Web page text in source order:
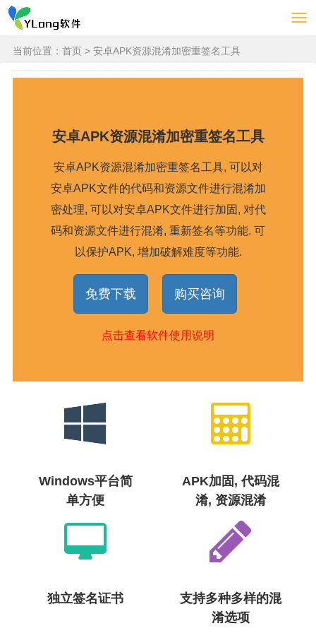
当前位置： 首页 > 安卓APK资源混淆加密重签名工具
安卓APK资源混淆加密重签名工具
安卓APK资源混淆加密重签名工具, 可以对
安卓APK文件的代码和资源文件进行混淆加
密处理, 可以对安卓APK文件进行加固, 对代
码和资源文件进行混淆, 重新签名等功能. 可
以保护APK, 增加破解难度等功能.
免费下载 购买咨询
点击查看软件使用说明
Windows平台简
单方便
APK加固, 代码混
淆, 资源混淆
独立签名证书
支持多种多样的混
淆选项